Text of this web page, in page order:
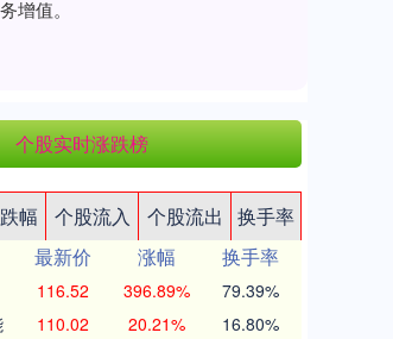
增值。
个股实时涨跌榜
幅 个股流入 个股流出
换手率
最新价 涨幅
换手率
116.52 396.89% 79.39%
110.02 20.21% 16.80%